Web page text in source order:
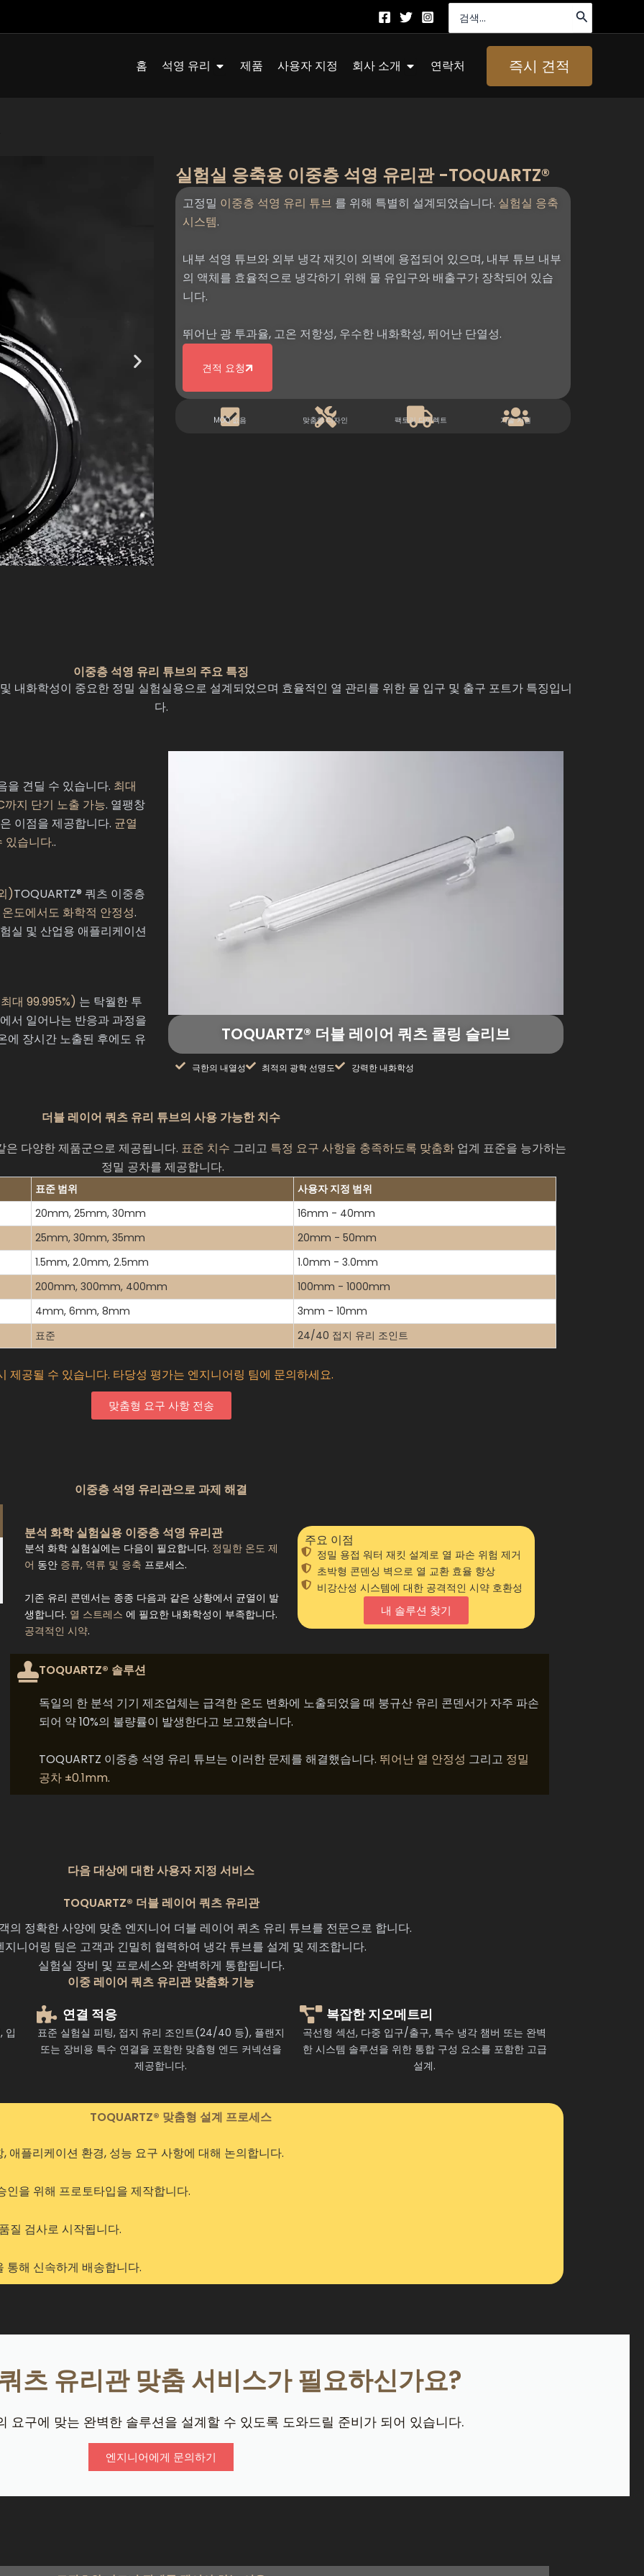
홈 석영 유리 Quartz Glass 열기
제품 사용자 지정 회사 소개 About Us 열기
연락처 즉시 견적
실험실 응축용 이중층 석영 유리관 -TOQUARTZ®
고정밀 이중층 석영 유리 튜브 를 위해 특별히 설계되었습니다. 실험실 응축
시스템.
내부 석영 튜브와 외부 냉각 재킷이 외벽에 용접되어 있으며, 내부 튜브 내부
의 액체를 효율적으로 냉각하기 위해 물 유입구와 배출구가 장착되어 있습
니다.
뛰어난 광 투과율, 고온 저항성, 우수한 내화학성, 뛰어난 단열성.
견적 요청
MOQ 없음 맞춤형 디자인 팩토리 다이렉트 기술 지원
이중층 석영 유리 튜브의 주요 특징
내화학성이 중요한 정밀 실험실용으로 설계되었으며 효율적인 열 관리를 위한 물 입구 및 출구 포트가 특징입니
다.
을 견딜 수 있습니다. 최대
까지 단기 노출 가능. 열팽창
이점을 제공합니다. 균열
있습니다..
)TOQUARTZ® 쿼츠 이중층
도에서도 화학적 안정성.
실 및 산업용 애플리케이션
대 99.995%) 는 탁월한 투
서 일어나는 반응과 과정을
에 장시간 노출된 후에도 유
TOQUARTZ® 더블 레이어 쿼츠 쿨링 슬리브
극한의 내열성 최적의 광학 선명도 강력한 내화학성
더블 레이어 쿼츠 유리 튜브의 사용 가능한 치수
다양한 제품군으로 제공됩니다. 표준 치수 그리고 특정 요구 사항을 충족하도록 맞춤화업계 표준을 능가하는
정밀 공차를 제공합니다.
표준 범위
사용자 지정 범위
20mm, 25mm, 30mm
16mm - 40mm
25mm, 30mm, 35mm
20mm - 50mm
1.5mm, 2.0mm, 2.5mm
1.0mm - 3.0mm
200mm, 300mm, 400mm
100mm - 1000mm
4mm, 6mm, 8mm
3mm - 10mm
표준 24/40 접지 유리 조인트
제공될 수 있습니다. 타당성 평가는 엔지니어링 팀에 문의하세요.
맞춤형 요구 사항 전송
이중층 석영 유리관으로 과제 해결
분석 화학 실험실용 이중층 석영 유리관
분석 화학 실험실에는 다음이 필요합니다. 정밀한 온도 제
어 동안 증류, 역류 및 응축 프로세스.
기존 유리 콘덴서는 종종 다음과 같은 상황에서 균열이 발
생합니다. 열 스트레스 에 필요한 내화학성이 부족합니다.
공격적인 시약.
주요 이점
정밀 용접 워터 재킷 설계로 열 파손 위험 제거
초박형 콘덴싱 벽으로 열 교환 효율 향상
비강산성 시스템에 대한 공격적인 시약 호환성
내 솔루션 찾기
TOQUARTZ® 솔루션
독일의 한 분석 기기 제조업체는 급격한 온도 변화에 노출되었을 때 붕규산 유리 콘덴서가 자주 파손
되어 약 10%의 불량률이 발생한다고 보고했습니다.
TOQUARTZ 이중층 석영 유리 튜브는 이러한 문제를 해결했습니다. 뛰어난 열 안정성 그리고 정밀
공차 ±0.1mm.
다음 대상에 대한 사용자 지정 서비스
TOQUARTZ® 더블 레이어 쿼츠 유리관
의 정확한 사양에 맞춘 엔지니어 더블 레이어 쿼츠 유리 튜브를 전문으로 합니다.
지니어링 팀은 고객과 긴밀히 협력하여 냉각 튜브를 설계 및 제조합니다.
실험실 장비 및 프로세스와 완벽하게 통합됩니다.
이중 레이어 쿼츠 유리관 맞춤화 기능
입
연결 적응
표준 실험실 피팅, 접지 유리 조인트(24/40 등), 플랜지
또는 장비용 특수 연결을 포함한 맞춤형 엔드 커넥션을
제공합니다.
복잡한 지오메트리
곡선형 섹션, 다중 입구/출구, 특수 냉각 챔버 또는 완벽
한 시스템 솔루션을 위한 통합 구성 요소를 포함한 고급
설계.
TOQUARTZ® 맞춤형 설계 프로세스
애플리케이션 환경, 성능 요구 사항에 대해 논의합니다.
을 위해 프로토타입을 제작합니다.
질 검사로 시작됩니다.
통해 신속하게 배송합니다.
츠 유리관 맞춤 서비스가 필요하신가요?
요구에 맞는 완벽한 솔루션을 설계할 수 있도록 도와드릴 준비가 되어 있습니다.
엔지니어에게 문의하기